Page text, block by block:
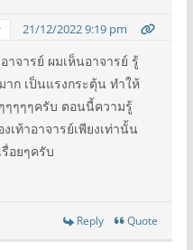
21/12/2022 9:19 pm
จารย์ ผมเห็นอาจารย์ รู้
ก เป็นแรงกระตุ้น ทำให้
ๆๆๆๆครับ ตอนนี้ความรู้
ท้าอาจารย์เพียงเท่านั้น
อยๆครับ
Reply Quote